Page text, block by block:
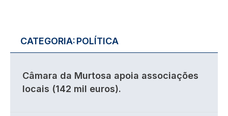
CATEGORIA:POLÍTICA
Câmara da Murtosa apoia associações
locais (142 mil euros).